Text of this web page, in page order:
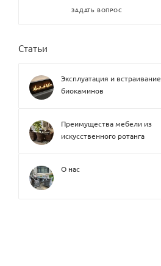
ЗАДАТЬ ВОПРОС
Статьи
Эксплуатация и встраивание
биокаминов
Преимущества мебели из
искусственного ротанга
О нас